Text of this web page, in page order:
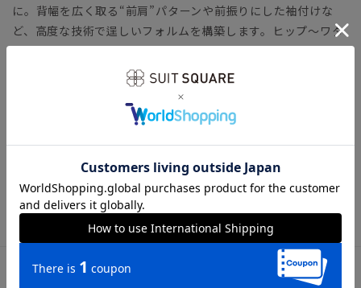
に。背幅を広く取る“前肩”パターンや前振りにした袖付けな
ど、高度な技術で逞しいフォルムを構築します。ヒップ～ワタ
リに余裕を持たせたテーパードパンツを合わせました。
「CLASSIC MODEL（クラシック・モデル）」とは？
ビジネス スペアパンツ パンツ2本 オールシーズン
アイテム詳細